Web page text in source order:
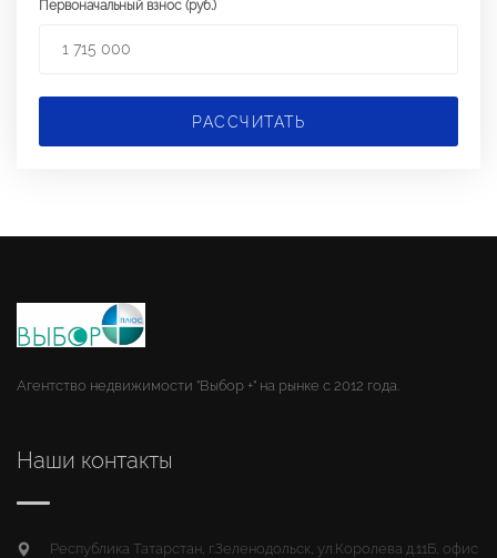
Первоначальный взнос (руб.)
РАССЧИТАТЬ
Агентство недвижимости "Выбор +" на рынке с 2012 года.
Наши контакты
Республика Татарстан, г.Зеленодольск, ул.Королева д.11Б, офис